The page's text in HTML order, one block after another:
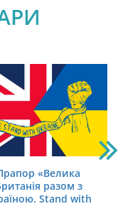
«Велика
разом з
Stand with